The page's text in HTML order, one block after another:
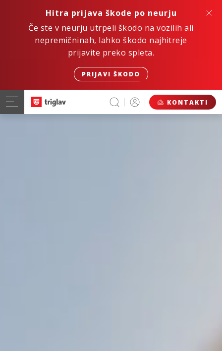
Hitra prijava škode po neurju
Če ste v neurju utrpeli škodo na vozilih ali
nepremičninah, lahko škodo najhitreje
prijavite preko spleta.
PRIJAVI ŠKODO
KONTAKTI